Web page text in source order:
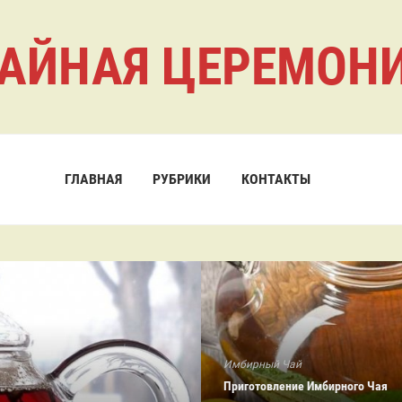
ГЛАВНАЯ РУБРИКИ КОНТАКТЫ
Имбирный Чай
Приготовление Имбирного Чая